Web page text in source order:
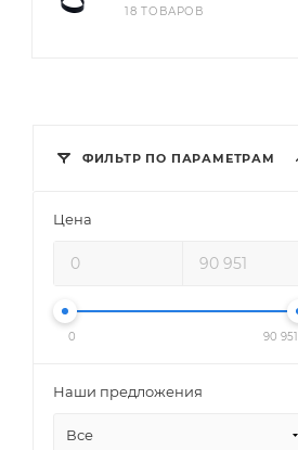
18 ТОВАРОВ
ФИЛЬТР ПО ПАРАМЕТРАМ
Цена
0 90 951
Наши предложения
Все